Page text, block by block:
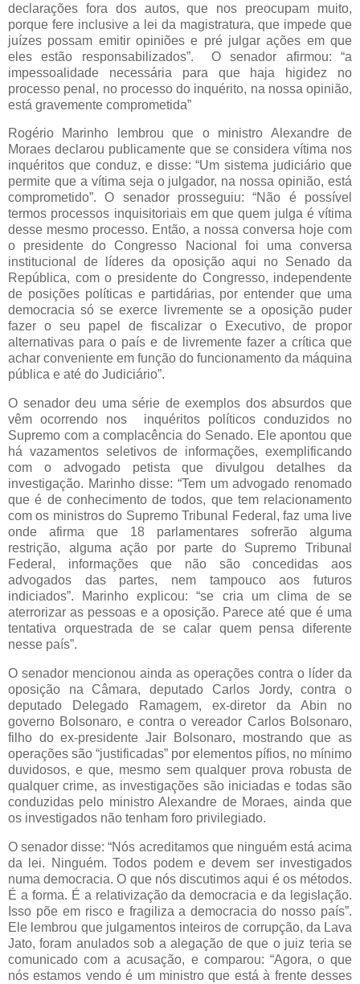
declarações fora dos autos, que nos preocupam muito,
porque fere inclusive a lei da magistratura, que impede que
juízes possam emitir opiniões e pré julgar ações em que
eles estão responsabilizados”. O senador afirmou: “a
impessoalidade necessária para que haja higidez no
processo penal, no processo do inquérito, na nossa opinião,
está gravemente comprometida”
Rogério Marinho lembrou que o ministro Alexandre de
Moraes declarou publicamente que se considera vítima nos
inquéritos que conduz, e disse: “Um sistema judiciário que
permite que a vítima seja o julgador, na nossa opinião, está
comprometido”. O senador prosseguiu: “Não é possível
termos processos inquisitoriais em que quem julga é vítima
desse mesmo processo. Então, a nossa conversa hoje com
o presidente do Congresso Nacional foi uma conversa
institucional de líderes da oposição aqui no Senado da
República, com o presidente do Congresso, independente
de posições políticas e partidárias, por entender que uma
democracia só se exerce livremente se a oposição puder
fazer o seu papel de fiscalizar o Executivo, de propor
alternativas para o país e de livremente fazer a crítica que
achar conveniente em função do funcionamento da máquina
pública e até do Judiciário”.
O senador deu uma série de exemplos dos absurdos que
vêm ocorrendo nos inquéritos políticos conduzidos no
Supremo com a complacência do Senado. Ele apontou que
há vazamentos seletivos de informações, exemplificando
com o advogado petista que divulgou detalhes da
investigação. Marinho disse: “Tem um advogado renomado
que é de conhecimento de todos, que tem relacionamento
com os ministros do Supremo Tribunal Federal, faz uma live
onde afirma que 18 parlamentares sofrerão alguma
restrição, alguma ação por parte do Supremo Tribunal
Federal, informações que não são concedidas aos
advogados das partes, nem tampouco aos futuros
indiciados”. Marinho explicou: “se cria um clima de se
aterrorizar as pessoas e a oposição. Parece até que é uma
tentativa orquestrada de se calar quem pensa diferente
nesse país”.
O senador mencionou ainda as operações contra o líder da
oposição na Câmara, deputado Carlos Jordy, contra o
deputado Delegado Ramagem, ex-diretor da Abin no
governo Bolsonaro, e contra o vereador Carlos Bolsonaro,
filho do ex-presidente Jair Bolsonaro, mostrando que as
operações são “justificadas” por elementos pífios, no mínimo
duvidosos, e que, mesmo sem qualquer prova robusta de
qualquer crime, as investigações são iniciadas e todas são
conduzidas pelo ministro Alexandre de Moraes, ainda que
os investigados não tenham foro privilegiado.
O senador disse: “Nós acreditamos que ninguém está acima
da lei. Ninguém. Todos podem e devem ser investigados
numa democracia. O que nós discutimos aqui é os métodos.
É a forma. É a relativização da democracia e da legislação.
Isso põe em risco e fragiliza a democracia do nosso país”.
Ele lembrou que julgamentos inteiros de corrupção, da Lava
Jato, foram anulados sob a alegação de que o juiz teria se
comunicado com a acusação, e comparou: “Agora, o que
nós estamos vendo é um ministro que está à frente desses